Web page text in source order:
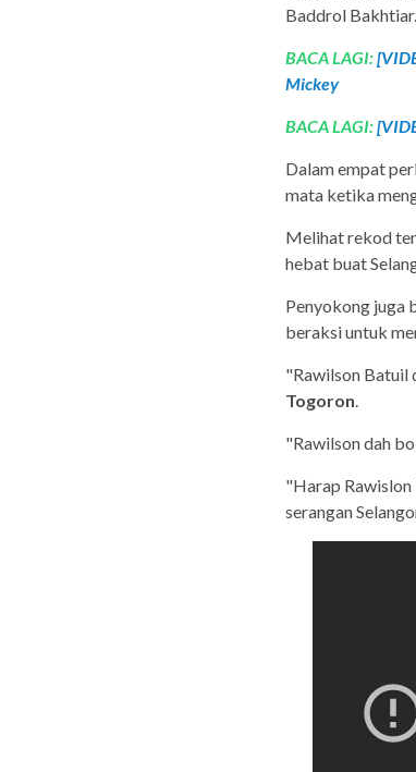
Baddrol Bakhtiar.
BACA LAGI:
Mickey
BACA LAGI:
Dalam empat
mata ketika
Melihat rekod
hebat buat
Penyokong juga
beraksi untuk
"Rawilson Batuil
Togoron.
"Rawilson dah
"Harap Rawislon
serangan